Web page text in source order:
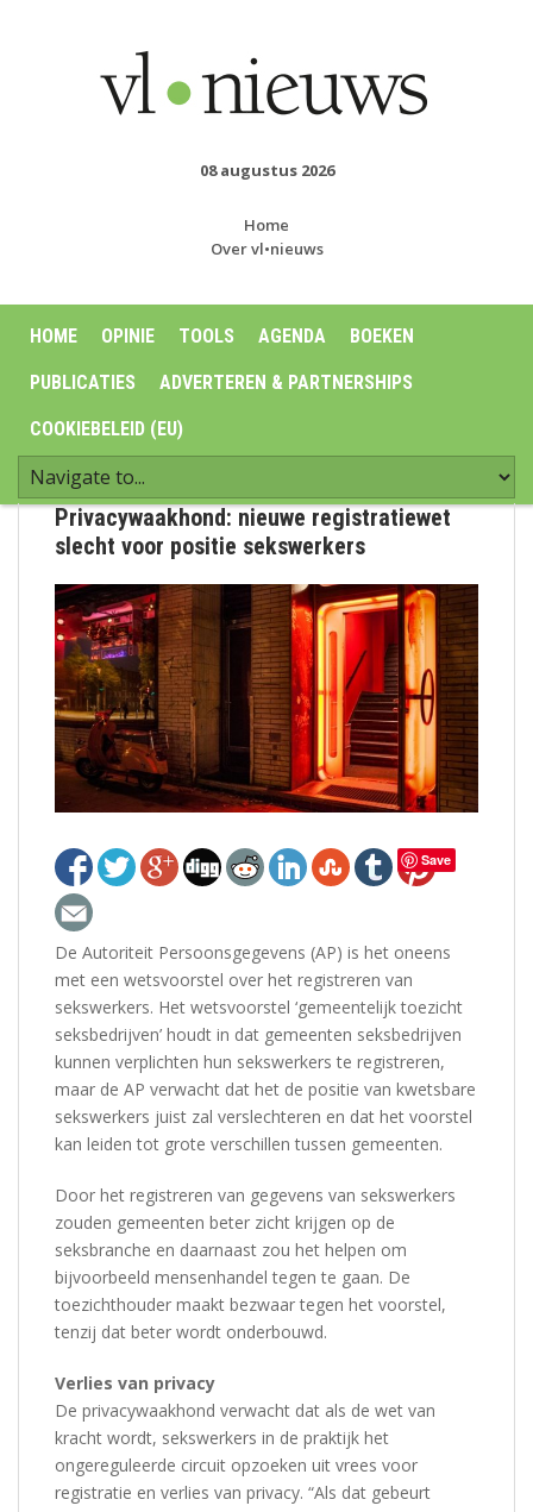
08 augustus 2026
Home
Over vl•nieuws
HOME OPINIE TOOLS AGENDA BOEKEN
PUBLICATIES ADVERTEREN & PARTNERSHIPS
COOKIEBELEID (EU)
Privacywaakhond: nieuwe registratiewet
slecht voor positie sekswerkers
Save
De Autoriteit Persoonsgegevens (AP) is het oneens
met een wetsvoorstel over het registreren van
sekswerkers. Het wetsvoorstel ‘gemeentelijk toezicht
seksbedrijven’ houdt in dat gemeenten seksbedrijven
kunnen verplichten hun sekswerkers te registreren,
maar de AP verwacht dat het de positie van kwetsbare
sekswerkers juist zal verslechteren en dat het voorstel
kan leiden tot grote verschillen tussen gemeenten.
Door het registreren van gegevens van sekswerkers
zouden gemeenten beter zicht krijgen op de
seksbranche en daarnaast zou het helpen om
bijvoorbeeld mensenhandel tegen te gaan. De
toezichthouder maakt bezwaar tegen het voorstel,
tenzij dat beter wordt onderbouwd.
Verlies van privacy
De privacywaakhond verwacht dat als de wet van
kracht wordt, sekswerkers in de praktijk het
ongereguleerde circuit opzoeken uit vrees voor
registratie en verlies van privacy. “Als dat gebeurt